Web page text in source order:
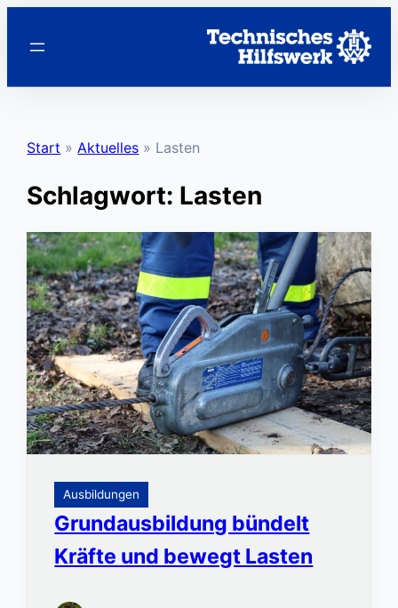
Inhalt
Start »Aktuelles » Lasten
Schlagwort: Lasten
Ausbildungen
Grundausbildung bündelt
Kräfte und bewegt Lasten